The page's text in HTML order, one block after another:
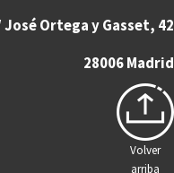
José Ortega y Gasset, 42
28006 Madrid
Volver
arriba